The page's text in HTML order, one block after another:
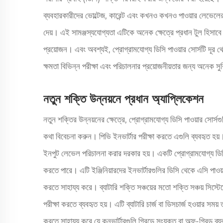
ব্যবহারকারীদের ভোল্টেজ, কারেন্ট এবং কখনও কখনও পাওয়ার
দেয়। এই সামঞ্জস্যযোগ্যতা এটিকে অনেক ক্ষেত্রে প্রধান টুল হিসাবে
প্রয়োজন। এবং অবশ্যই, প্রোগ্রামযোগ্য ডিসি পাওয়ার সোর্সটি দূর
ক্ষমতা বিভিন্ন পরীক্ষা এবং পরিচালনার প্রয়োজনীয়তার জন্য অনেক
নতুন শক্তি উন্নয়নে প্রধান অ্যাপ্লিকেশন
নতুন শক্তির উন্নয়নের ক্ষেত্রে, প্রোগ্রামযোগ্য ডিসি পাওয়ার
কথা বিবেচনা করুন। পিভি ইনভার্টার পরীক্ষা করতে এগুলি ব্যবহৃত
ইনপুট লেভেল পরিচালনা করার দরকার হয়। একটি প্রোগ্রামযোগ্য
করতে পারে। এটি ইঞ্জিনিয়ারদের ইনভার্টারগুলির ডিসি থেকে এসি
করতে সাহায্য করে। ব্যাটারি শক্তি সঞ্চয়ের মতো শক্তি সঞ্চয়
পরীক্ষা করতে ব্যবহৃত হয়। এটি ব্যাটারি চার্জ বা ডিসচার্জ হওয়ার